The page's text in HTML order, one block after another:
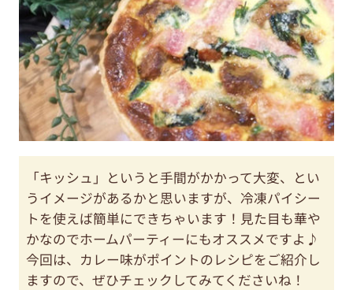
「キッシュ」というと手間がかかって大変、とい
うイメージがあるかと思いますが、冷凍パイシー
トを使えば簡単にできちゃいます！見た目も華や
かなのでホームパーティーにもオススメですよ♪
今回は、カレー味がポイントのレシピをご紹介し
ますので、ぜひチェックしてみてくださいね！